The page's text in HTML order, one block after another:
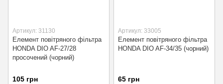
Артикул: 31130
Елемент повітряного фільтра
HONDA DIO AF-27/28
просочений (чорний)
105 грн
Артикул: 33005
Елемент повітряного фільтра
HONDA DIO AF-34/35 (чорний)
65 грн